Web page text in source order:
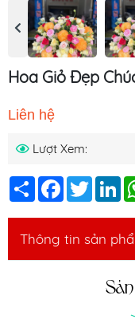
Hoa Giỏ Đẹp
Liên hệ
Lượt Xem:
Chia
sẻ
Facebook
Twitter
Thông tin sản